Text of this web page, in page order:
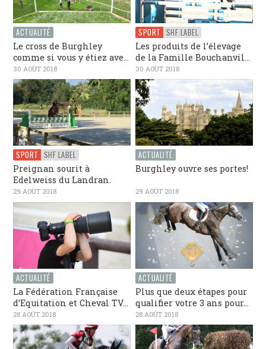
ACTUALITÉ
Le cross de Burghley
comme si vous y étiez ave...
30 AOÛT 2018
SPORT SHF LABEL
Les produits de l’élevage
de la Famille Bouchanvil...
30 AOÛT 2018
SPORT SHF LABEL
Preignan sourit à
Edelweiss du Landran.
29 AOÛT 2018
ACTUALITÉ
Burghley ouvre ses portes!
29 AOÛT 2018
ACTUALITÉ
La Fédération Française
d’Equitation et Cheval TV...
28 AOÛT 2018
ACTUALITÉ
Plus que deux étapes pour
qualifier votre 3 ans pour...
28 AOÛT 2018